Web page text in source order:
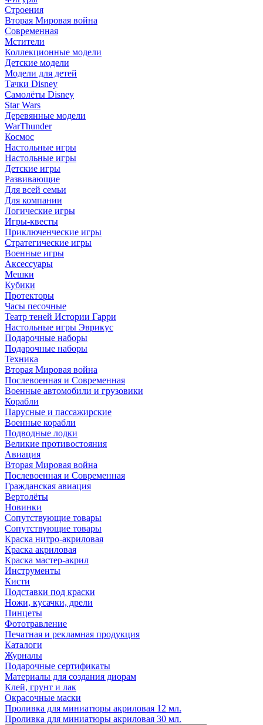
Строения
Вторая Мировая война
Современная
Мстители
Коллекционные модели
Детские модели
Модели для детей
Тачки Disney
Самолёты Disney
Star Wars
Деревянные модели
WarThunder
Космос
Настольные игры
Настольные игры
Детские игры
Развивающие
Для всей семьи
Для компании
Логические игры
Игры-квесты
Приключенческие игры
Стратегические игры
Военные игры
Аксессуары
Мешки
Кубики
Протекторы
Часы песочные
Театр теней Истории Гарри
Настольные игры Эврикус
Подарочные наборы
Подарочные наборы
Техника
Вторая Мировая война
Послевоенная и Современная
Военные автомобили и грузовики
Корабли
Парусные и пассажирские
Военные корабли
Подводные лодки
Великие противостояния
Авиация
Вторая Мировая война
Послевоенная и Современная
Гражданская авиация
Вертолёты
Новинки
Сопутствующие товары
Сопутствующие товары
Краска нитро-акриловая
Краска акриловая
Краска мастер-акрил
Инструменты
Кисти
Подставки под краски
Ножи, кусачки, дрели
Пинцеты
Фототравление
Печатная и рекламная продукция
Каталоги
Журналы
Подарочные сертификаты
Материалы для создания диорам
Клей, грунт и лак
Окрасочные маски
Проливка для миниатюры акриловая 12 мл.
Проливка для миниатюры акриловая 30 мл.